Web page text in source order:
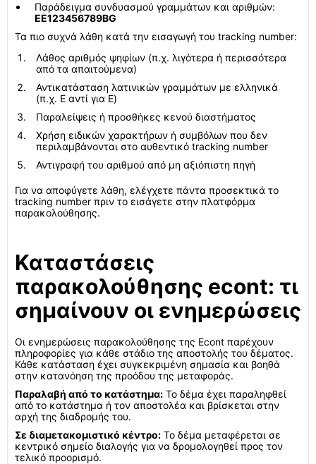
Παράδειγμα συνδυασμού γραμμάτων και αριθμών:
EE123456789BG
Τα πιο συχνά λάθη κατά την εισαγωγή του tracking number:
Λάθος αριθμός ψηφίων (π.χ. λιγότερα ή περισσότερα
από τα απαιτούμενα)
Αντικατάσταση λατινικών γραμμάτων με ελληνικά
(π.χ. Ε αντί για E)
Παραλείψεις ή προσθήκες κενού διαστήματος
Χρήση ειδικών χαρακτήρων ή συμβόλων που δεν
περιλαμβάνονται στο αυθεντικό tracking number
Αντιγραφή του αριθμού από μη αξιόπιστη πηγή
Για να αποφύγετε λάθη, ελέγχετε πάντα προσεκτικά το
tracking number πριν το εισάγετε στην πλατφόρμα
παρακολούθησης.
Καταστάσεις
παρακολούθησης econt: τι
σημαίνουν οι ενημερώσεις
Οι ενημερώσεις παρακολούθησης της Econt παρέχουν
πληροφορίες για κάθε στάδιο της αποστολής του δέματος.
Κάθε κατάσταση έχει συγκεκριμένη σημασία και βοηθά
στην κατανόηση της προόδου της μεταφοράς.
Παραλαβή από το κατάστημα: Το δέμα έχει παραληφθεί
από το κατάστημα ή τον αποστολέα και βρίσκεται στην
αρχή της διαδρομής του.
Σε διαμετακομιστικό κέντρο: Το δέμα μεταφέρεται σε
κεντρικό σημείο διαλογής για να δρομολογηθεί προς τον
τελικό προορισμό.